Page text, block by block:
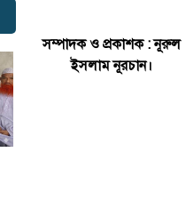
সম্পাদক ও প্রকাশক : নূরুল
ইসলাম নূরচান।